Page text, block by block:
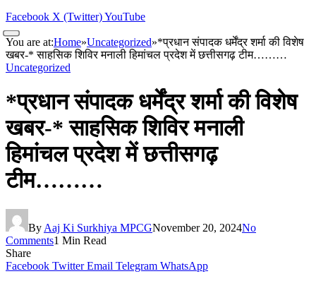
Facebook X (Twitter)YouTube
You are at:Home»Uncategorized»*प्रधान संपादक धर्मेंद्र शर्मा की विशेष
खबर-* साहसिक शिविर मनाली हिमांचल प्रदेश में छत्तीसगढ़ टीम………
Uncategorized
*प्रधान संपादक धर्मेंद्र शर्मा की विशेष
खबर-* साहसिक शिविर मनाली
हिमांचल प्रदेश में छत्तीसगढ़
टीम………
By Aaj Ki Surkhiya MPCGNovember 20, 2024No
Comments1 Min Read
Share
Facebook Twitter Email Telegram WhatsApp